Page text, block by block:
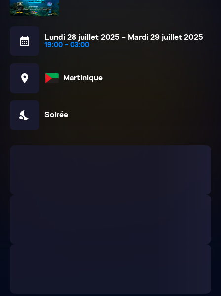
calendar_month Lundi 28 juillet 2025 - Mardi 29 juillet 2025
19:00 - 03:00
location_on Martinique
nights_stay Soirée